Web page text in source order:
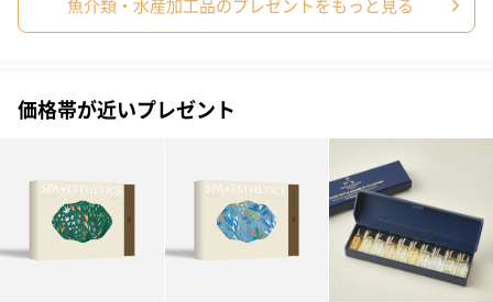
魚介類・水産加工品のプレゼントをもっと見る
価格帯が近いプレゼント